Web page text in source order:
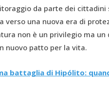
da parte dei cittadini
una nuova era di
non è un privilegio ma
nuovo patto per la vita.
battaglia di Hipólito: